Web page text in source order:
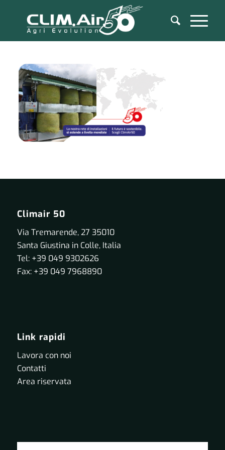
Climair 50
Via Tremarende, 27 35010
Santa Giustina in Colle, Italia
Tel: +39 049 9302626
Fax: +39 049 7968890
Link rapidi
Lavora con noi
Contatti
Area riservata